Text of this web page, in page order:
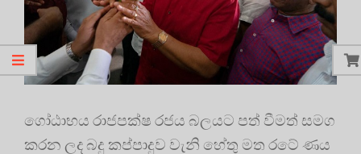
ගෝඨාභය රාජපක්ෂ රජය බලයට පත් වීමත් සමග
කරන ලද බදු කප්පාදුව වැනි හේතු මත රටේ ණය